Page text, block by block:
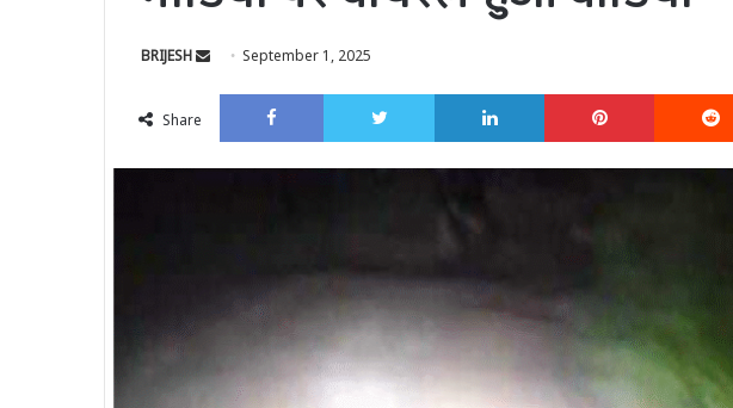
BRIJESH
Send September 1, 2025
Share
Facebook Twitter LinkedIn Pinterest